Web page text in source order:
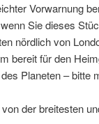
Vorwarnung
Sie dieses
nördlich von
bereit für den
Planeten – bitte
der breitesten